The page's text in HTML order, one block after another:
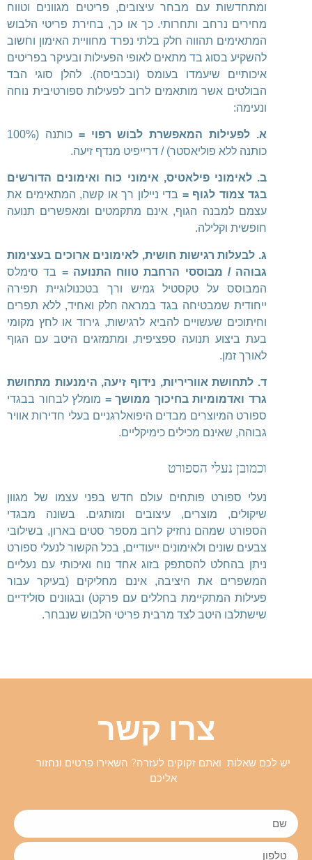
ומתחדשות עם מבחר עיצובים, פריטים מגוונים וטווח
מחירים נרחב ותחרותי. כך או כך, בחירת פריטי הלבוש
המתאימים תהווה חלק בלתי נפרד מחוויית האימון וחשוב
להשקיע בסוג בד מתאים לאופי הפעילות ובעיקר בפריטים
איכותיים שיעמדו בעומס (ובכביסה). להלן סוגי הבד
הבולטים אשר מותאמים לרוב לפעילות ספורטיבית נוחה
ונעימה:
א. לפעילות המאפשרת לבוש רפוי =
כותנה (100%
כותנה ללא פוליאסטר) / דרייפיט מנדף זיעה.
ב. לאימוני פילאטיס, אימוני כוח ואימונים הדורשים
בגד צמוד לגוף = בדי ניילון רך או קשה, המתאימים את
עצמם למבנה הגוף, אינם מתקמטים ומאפשרים תנועה
חופשית וקלילה.
ג. לבעלות רגישות חושית, לאימונים ארוכים בעצימות
גבוהה / מבוססי הרחבת טווח התנועה = בד סימלס
המבוסס על טקסטיל גמיש ורך בטכנולוגיית תפירה
ייחודית שמבטיחה בגד במראה חלק ואחיד, ללא תפרים
וחיתוכים שעשויים להביא לרגישות, גירוד או לחץ מקומי
בעת ביצוע תנועה ספציפית, ומתמזגים היטב עם הגוף
לאורך זמן.
ד. לתחושת אווריריות, נידוף זיעה, הימנעות מתחושת
גרד ואדמומיות בחיכוך ממושך = מומלץ לבחור בבגדי
ספורט המיוצרים מבדים היפואלרגניים בעלי חדירות אוויר
גבוהה, שאינם מכילים כימיקליים.
וכמובן נעלי הספורט
נעלי ספורט פותחים עולם חדש בפני עצמו של מגוון
שיקולים, מוצרים, עיצובים ומותגים. בשונה מבגדי
הספורט שמהם נחזיק לרוב מספר סטים בארון, בשילובי
צבעים שונים ולאימונים ייעודיים, בכל הקשור לנעלי ספורט
ניתן בהחלט להסתפק בזוג אחד נוח ואיכותי עם נעליים
המשפרים את היציבה, אינם מחליקים (בעיקר עבור
פעילות המתקיימת בחללים עם פרקט) ובגוונים סולידיים
שישתלבו היטב לצד מרבית פריטי הלבוש שנבחר.
צרו קשר
יש לכם שאלות ואתם זקוקים לעזרה? השאירו פרטים ונחזור
אליכם